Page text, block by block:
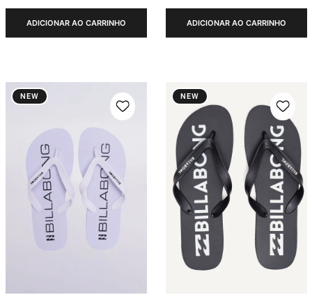
ADICIONAR AO CARRINHO ADICIONAR AO CARRINHO
NEW NEW